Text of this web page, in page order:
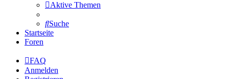
Aktive Themen
Suche
Startseite
Foren
FAQ
Anmelden